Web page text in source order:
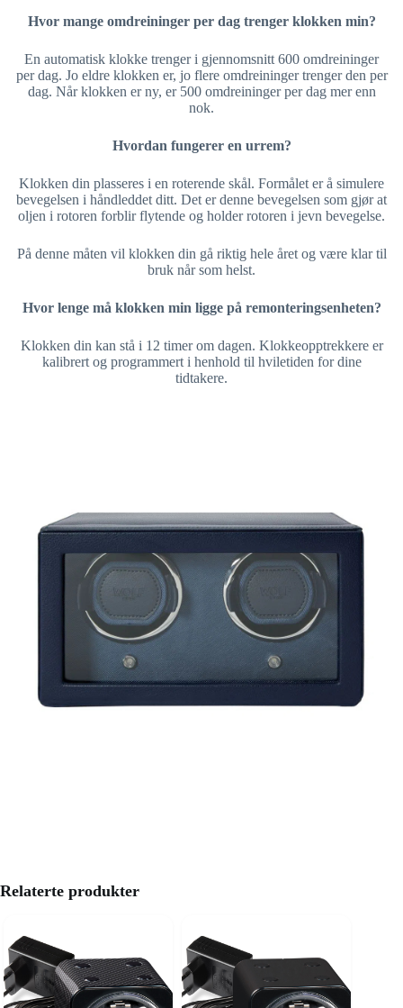
Hvor mange omdreininger per dag trenger klokken min?
En automatisk klokke trenger i gjennomsnitt 600 omdreininger
per dag. Jo eldre klokken er, jo flere omdreininger trenger den per
dag. Når klokken er ny, er 500 omdreininger per dag mer enn
nok.
Hvordan fungerer en urrem?
Klokken din plasseres i en roterende skål. Formålet er å simulere
bevegelsen i håndleddet ditt. Det er denne bevegelsen som gjør at
oljen i rotoren forblir flytende og holder rotoren i jevn bevegelse.
På denne måten vil klokken din gå riktig hele året og være klar til
bruk når som helst.
Hvor lenge må klokken min ligge på remonteringsenheten?
Klokken din kan stå i 12 timer om dagen. Klokkeopptrekkere er
kalibrert og programmert i henhold til hviletiden for dine
tidtakere.
Relaterte produkter